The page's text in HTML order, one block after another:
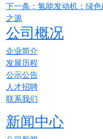
下一条：氢能发动机：绿
之源
公司概况
企业简介
发展历程
公示公告
人才招聘
联系我们
新闻中心